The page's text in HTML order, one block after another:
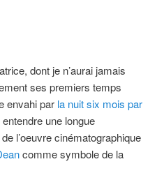
dont je n’aurai jamais
ses premiers temps
envahi par la nuit six mois par
une longue
l’oeuvre cinématographique
comme symbole de la